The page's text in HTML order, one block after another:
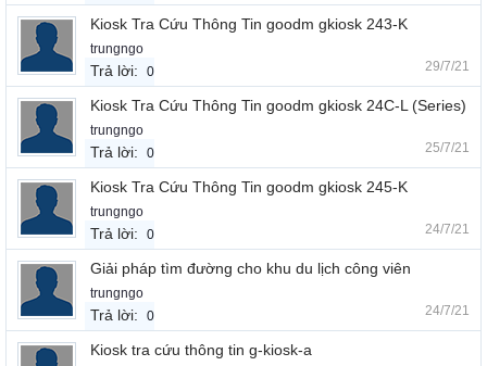
Kiosk Tra Cứu Thông Tin goodm gkiosk 243-K
trungngo
Trả lời: 0 29/7/21
Kiosk Tra Cứu Thông Tin goodm gkiosk 24C-L (Series)
trungngo
Trả lời: 0 25/7/21
Kiosk Tra Cứu Thông Tin goodm gkiosk 245-K
trungngo
Trả lời: 0 24/7/21
Giải pháp tìm đường cho khu du lịch công viên
trungngo
Trả lời: 0 24/7/21
Kiosk tra cứu thông tin g-kiosk-a